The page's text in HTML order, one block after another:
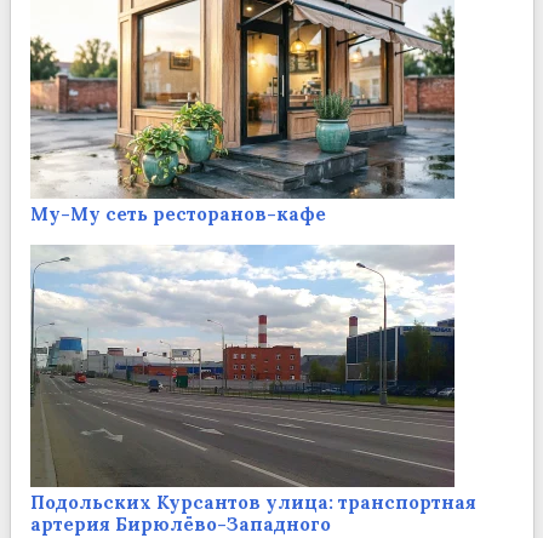
Му-Му сеть ресторанов-кафе
Подольских Курсантов улица: транспортная
артерия Бирюлёво-Западного